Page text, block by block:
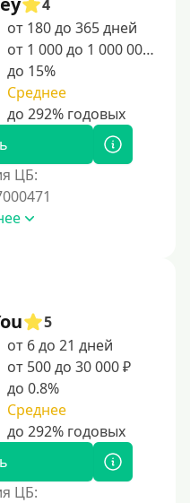
4
от 180 до 365 дней
от 1 000 до 1 000 000 ₽
до 15%
Среднее
ЦБ:
5
от 6 до 21 дней
от 500 до 30 000 ₽
до 0.8%
Среднее
ЦБ: